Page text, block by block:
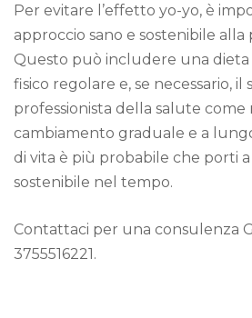
Per evitare l’effetto yo-yo, è
approccio sano e sostenibile alla
Questo può includere una dieta
fisico regolare e, se necessario,
professionista della salute come
cambiamento graduale e a
di vita è più probabile che porti
sostenibile nel tempo.
Contattaci per una consulenza
3755516221.